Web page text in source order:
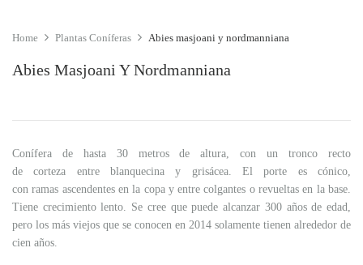
Home Plantas Coníferas Abies masjoani y nordmanniana
Abies Masjoani Y Nordmanniana
Conífera de hasta 30 metros de altura, con un tronco recto
de corteza entre blanquecina y grisácea. El porte es cónico,
con ramas ascendentes en la copa y entre colgantes o revueltas en la base.
Tiene crecimiento lento. Se cree que puede alcanzar 300 años de edad,
pero los más viejos que se conocen en 2014 solamente tienen alrededor de
cien años.